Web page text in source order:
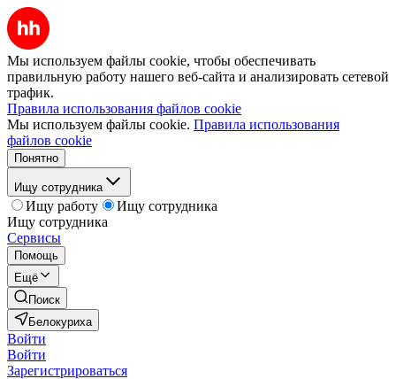
Мы используем файлы cookie, чтобы обеспечивать
правильную работу нашего веб-сайта и анализировать сетевой
трафик.
Правила использования файлов cookie
Мы используем файлы cookie. Правила использования
файлов cookie
Понятно
Ищу сотрудника
Ищу работу
Ищу сотрудника
Ищу сотрудника
Сервисы
Помощь
Ещё
Поиск
Белокуриха
Войти
Войти
Зарегистрироваться